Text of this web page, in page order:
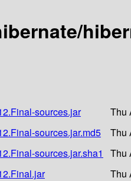
sources.jar
Thu
sources.jar.md5
Thu
sources.jar.sha1
Thu
Thu